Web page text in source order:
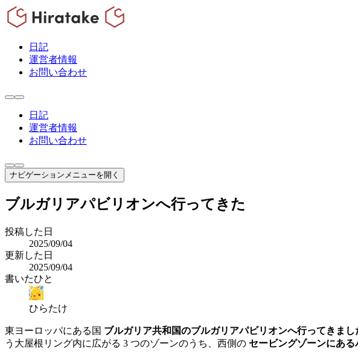
日記
運営者情報
お問い合わせ
日記
運営者情報
お問い合わせ
ナビゲーションメニューを開く
ブルガリアパビリオンへ行ってきた
投稿した日
2025/09/04
更新した日
2025/09/04
書いたひと
ひらたけ
東ヨーロッパにある国 ブルガリア共和国のブルガリアパビリオンへ行ってきま
う大屋根リング内に広がる 3 つのゾーンのうち、西側の セービングゾーンにある